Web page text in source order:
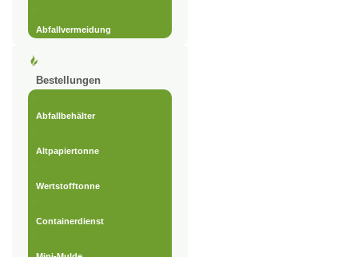
Abfallvermeidung
Bestellungen
Abfallbehälter
Altpapiertonne
Wertstofftonne
Containerdienst